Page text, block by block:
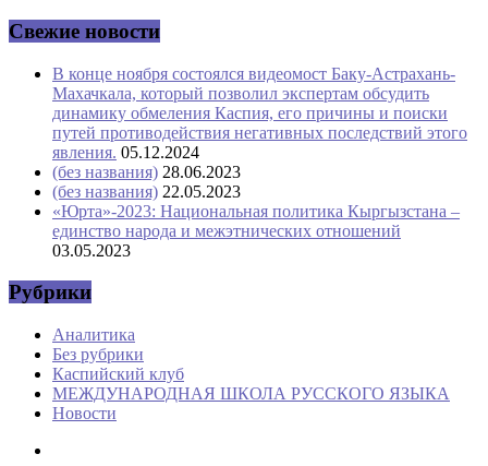
Свежие новости
В конце ноября состоялся видеомост Баку-Астрахань-
Махачкала, который позволил экспертам обсудить
динамику обмеления Каспия, его причины и поиски
путей противодействия негативных последствий этого
явления. 05.12.2024
(без названия) 28.06.2023
(без названия) 22.05.2023
«Юрта»-2023: Национальная политика Кыргызстана –
единство народа и межэтнических отношений
03.05.2023
Рубрики
Аналитика
Без рубрики
Каспийский клуб
МЕЖДУНАРОДНАЯ ШКОЛА РУССКОГО ЯЗЫКА
Новости